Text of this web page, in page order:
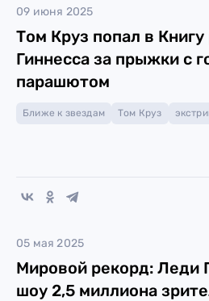
09 июня 2025
Том Круз попал в
Гиннесса за прыжки с
парашютом
Ближе к звездам Том Круз
05 мая 2025
Мировой рекорд: Леди
шоу 2,5 миллиона